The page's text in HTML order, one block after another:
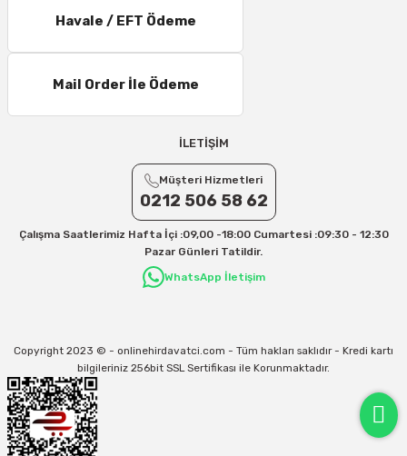
Havale / EFT Ödeme
Mail Order İle Ödeme
İLETİŞİM
Müşteri Hizmetleri
0212 506 58 62
Çalışma Saatlerimiz Hafta İçi :09,00 -18:00 Cumartesi :09:30 - 12:30
Pazar Günleri Tatildir.
WhatsApp İletişim
Copyright 2023 © - onlinehirdavatci.com - Tüm hakları saklıdır - Kredi kartı
bilgileriniz 256bit SSL Sertifikası ile Korunmaktadır.